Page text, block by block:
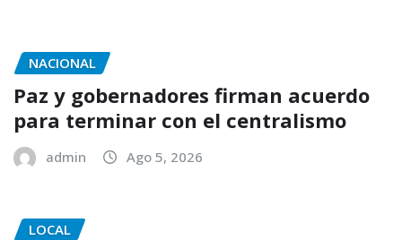
NACIONAL
Paz y gobernadores firman acuerdo
para terminar con el centralismo
admin Ago 5, 2026
LOCAL